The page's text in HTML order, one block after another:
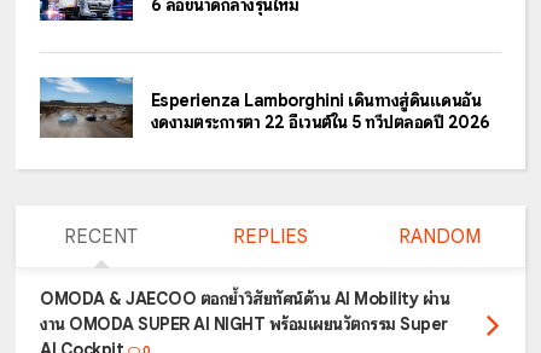
6 ล้อขนาดกลางรุ่นใหม่
Esperienza Lamborghini เดินทางสู่ดินแดนอัน
งดงามตระการตา 22 อีเวนต์ใน 5 ทวีปตลอดปี 2026
RECENT REPLIES RANDOM
OMODA & JAECOO ตอกย้ำวิสัยทัศน์ด้าน AI Mobility ผ่าน
งาน OMODA SUPER AI NIGHT พร้อมเผยนวัตกรรม Super